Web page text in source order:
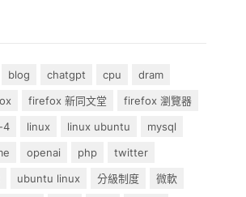
blog chatgpt cpu
dram
firefox 新同文堂
firefox 瀏覽器
4 linux linux ubuntu
mysql
openai php
twitter
ubuntu linux 分級制度
微軟